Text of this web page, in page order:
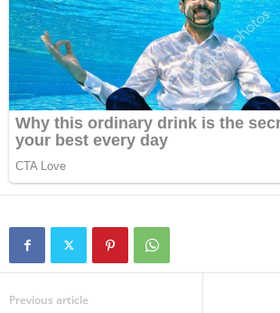
Previous article